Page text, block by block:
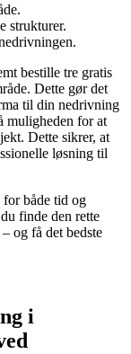
strukturer.
bestille tre gratis
Dette gør det
til din nedrivning
muligheden for at
Dette sikrer, at
løsning til
for både tid og
finde den rette
og få det bedste
i